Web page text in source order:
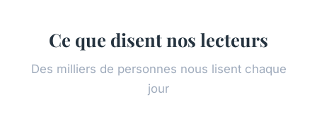
Ce que disent nos lecteurs
Des milliers de personnes nous lisent chaque
jour